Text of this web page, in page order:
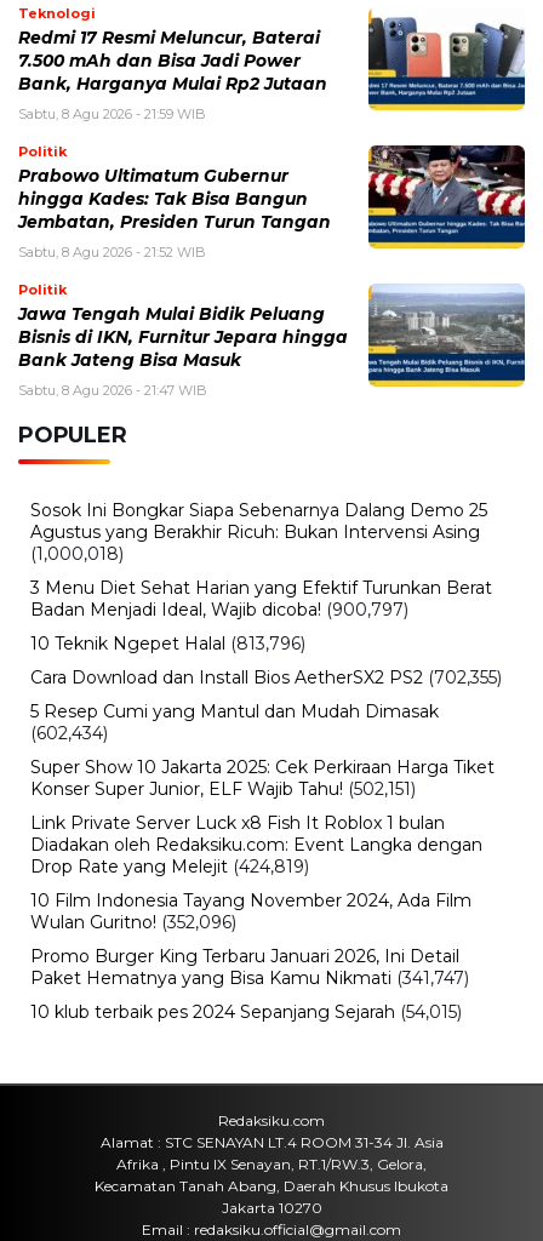
189 Cm Dikontrak Dua Musim
Sabtu, 8 Agustus 2026 - 16:00 WIB
Chelsea Vs AC Milan Main di GBK Malam Ini! Cek Jam
Kick-off dan Siaran Langsungnya
30 Tahun Tanpa Gelar! Timnas Indonesia Kembali
Gagal Juara Piala AFF Usai Ditahan Singapura
Sabtu, 8 Agustus 2026 - 08:45 WIB
Pendaftaran Indomaret Run 2026 Dibuka Hari Ini,
Siapkan 10.000 Slot untuk 5K hingga Half Marathon
BERITA TERBARU
Viral
Terekam CCTV, 4 Pencuri Kabel
Kerugian Rp80 Juta
Sabtu, 8 Agu 2026 - 22:27 WIB
Emas Antam Melonjak Lagi! Harga 1
Gram Nyaris Rp2,7 Juta, Buyback
Naik Rp50 Ribu
Sabtu, 8 Agu 2026 - 22:09 WIB
Teknologi
Redmi 17 Resmi Meluncur, Baterai
7.500 mAh dan Bisa Jadi Power
Bank, Harganya Mulai Rp2 Jutaan
Politik
Prabowo Ultimatum Gubernur
hingga Kades: Tak Bisa Bangun
Jembatan, Presiden Turun Tangan
Sabtu, 8 Agu 2026 - 21:52 WIB
Politik
Jawa Tengah Mulai Bidik Peluang
Sabtu, 8 Agu 2026 - 21:47 WIB
POPULER
Sosok Ini Bongkar Siapa Sebenarnya Dalang Demo 25
Agustus yang Berakhir Ricuh: Bukan Intervensi Asing